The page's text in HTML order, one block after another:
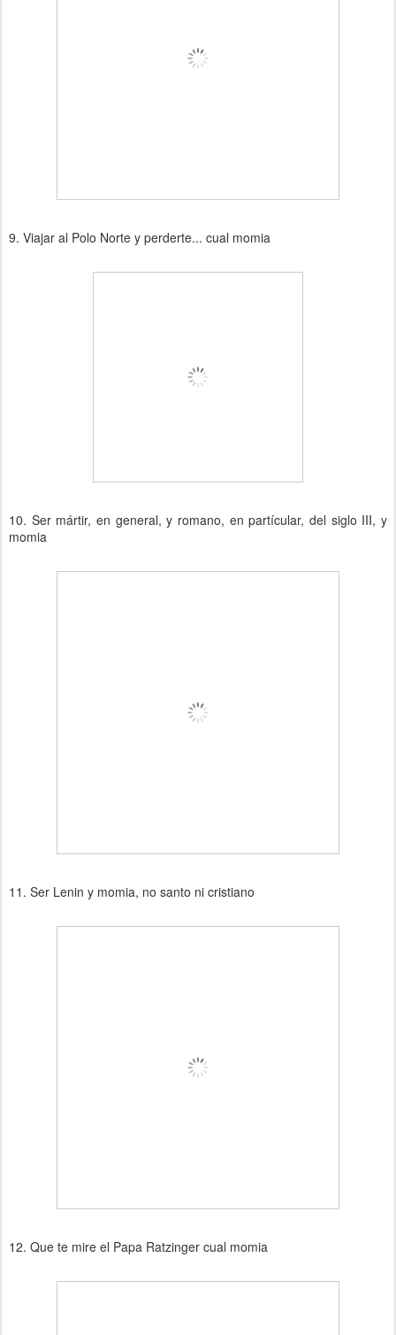
9. Viajar al Polo Norte y perderte... cual momia
10. Ser mártir, en general, y romano, en partícular, del siglo III, y
momia
11. Ser Lenin y momia, no santo ni cristiano
12. Que te mire el Papa Ratzinger cual momia